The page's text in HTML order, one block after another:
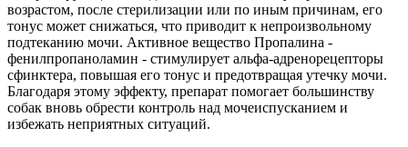
возрастом, после стерилизации или по иным причинам, его
тонус может снижаться, что приводит к непроизвольному
подтеканию мочи. Активное вещество Пропалина -
фенилпропаноламин - стимулирует альфа-адренорецепторы
сфинктера, повышая его тонус и предотвращая утечку мочи.
Благодаря этому эффекту, препарат помогает большинству
собак вновь обрести контроль над мочеиспусканием и
избежать неприятных ситуаций.